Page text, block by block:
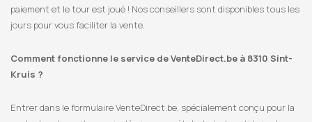
paiement et le tour est joué ! Nos conseillers sont disponibles tous les
jours pour vous faciliter la vente.
Comment fonctionne le service de VenteDirect.be à 8310 Sint-
Kruis ?
Entrer dans le formulaire VenteDirect.be, spécialement conçu pour la